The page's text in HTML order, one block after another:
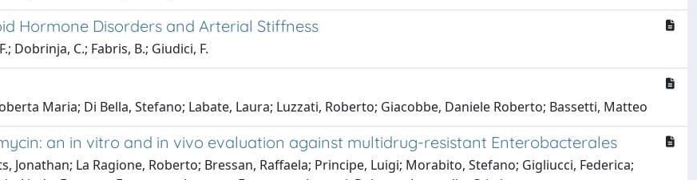
Hormone Disorders and Arterial Stiffness
Dobrinja, C.; Fabris, B.; Giudici, F.
Maria; Di Bella, Stefano; Labate, Laura; Luzzati, Roberto; Giacobbe, Daniele Roberto; Bassetti, Matteo
an in vitro and in vivo evaluation against multidrug-resistant Enterobacterales
Jonathan; La Ragione, Roberto; Bressan, Raffaela; Principe, Luigi; Morabito, Stefano; Gigliucci, Federica;